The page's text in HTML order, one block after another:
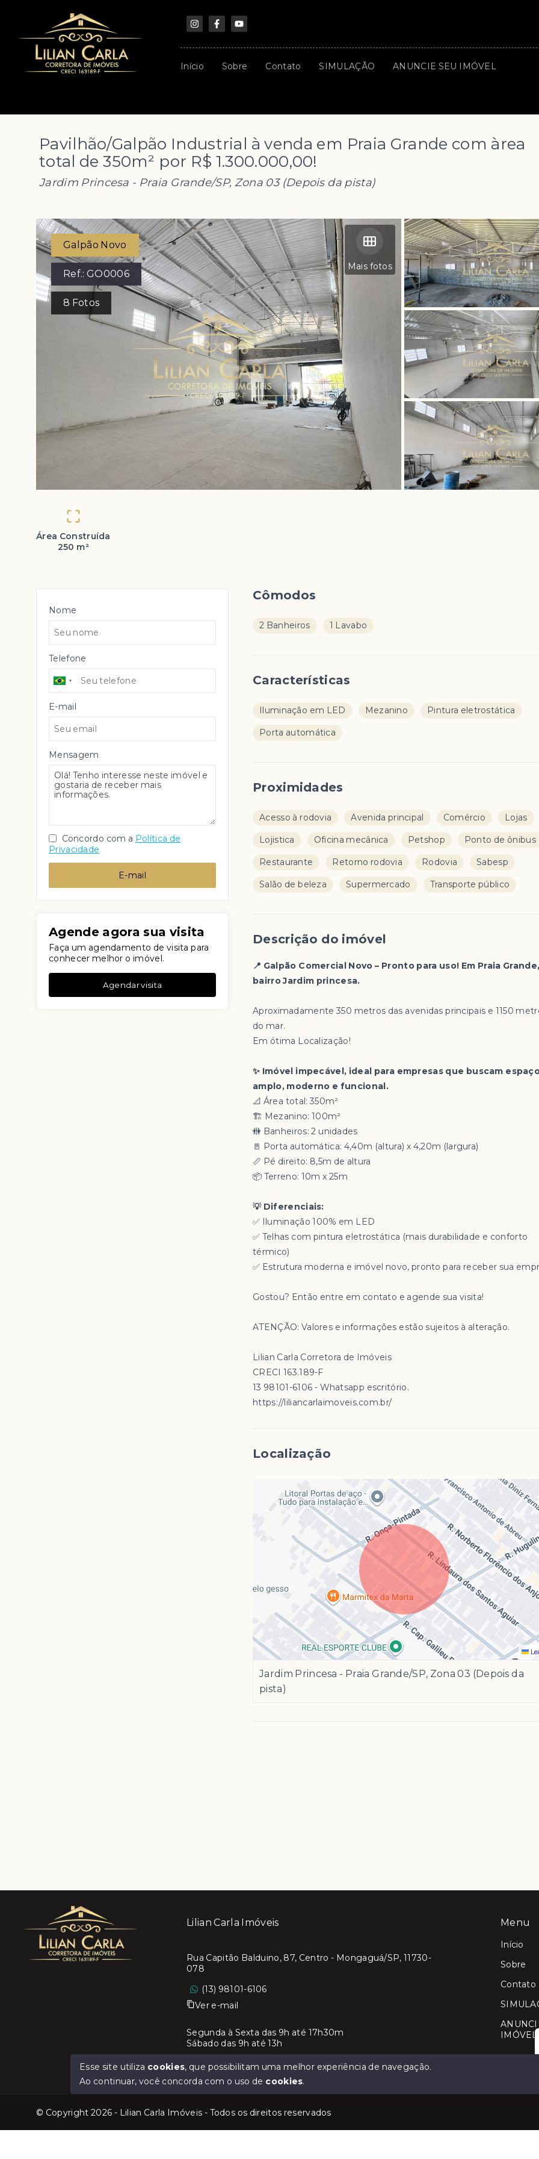
Início Sobre Contato SIMULAÇÃO ANUNCIE SEU IMÓVEL
Pavilhão/Galpão Industrial à venda em Praia Grande com àrea
total de 350m² por R$ 1.300.000,00!
Jardim Princesa - Praia Grande/SP, Zona 03 (Depois da pista)
Mais fotos
Galpão Novo
Ref.:GO0006
8 Fotos
Área Construída
250 m²
Nome
Telefone
E-mail
Mensagem
Concordo com a Política de
Privacidade
E-mail
Agende agora sua visita
Faça um agendamento de visita para
conhecer melhor o imóvel.
Agendar visita
Cômodos
2 Banheiros 1 Lavabo
Características
Iluminação em LED Mezanino Pintura eletrostática
Porta automática
Proximidades
Acesso à rodovia Avenida principal Comércio Lojas
Lojistica Oficina mecânica Petshop Ponto de ônibus
Restaurante Retorno rodovia Rodovia Sabesp
Salão de beleza Supermercado Transporte público
Descrição do imóvel
📍 Galpão Comercial Novo – Pronto para uso! Em Praia
bairro Jardim princesa.
Aproximadamente 350 metros das avenidas principais e 1150
do mar.
Em ótima Localização!
✨ Imóvel impecável, ideal para empresas que buscam
amplo, moderno e funcional.
📐 Área total: 350m²
🏗 Mezanino: 100m²
🚻 Banheiros: 2 unidades
🚪 Porta automática: 4,40m (altura) x 4,20m (largura)
📏 Pé direito: 8,5m de altura
📦 Terreno: 10m x 25m
💡 Diferenciais:
✅ Iluminação 100% em LED
✅ Telhas com pintura eletrostática (mais durabilidade e conforto
térmico)
✅ Estrutura moderna e imóvel novo, pronto para receber sua
Gostou? Então entre em contato e agende sua visita!
ATENÇÃO: Valores e informações estão sujeitos à alteração.
Lilian Carla Corretora de Imóveis
CRECI 163.189-F
13 98101-6106 - Whatsapp escritório.
https://liliancarlaimoveis.com.br/
Localização
Jardim Princesa - Praia Grande/SP, Zona 03 (Depois da
pista)
Lilian Carla Imóveis
Rua Capitão Balduino, 87, Centro - Mongaguá/SP, 11730-
078
(13) 98101-6106
Ver e-mail
Segunda à Sexta das 9h até 17h30m
Sábado das 9h até 13h
Email:atendimento@liliancarlaimoveis.com.br
Menu
Início
Sobre
Contato
IMÓVEL
© Copyright 2026 - Lilian Carla Imóveis - Todos os direitos reservados
Esse site utiliza cookies, que possibilitam uma melhor experiência de navegação.
Ao continuar, você concorda com o uso de cookies.